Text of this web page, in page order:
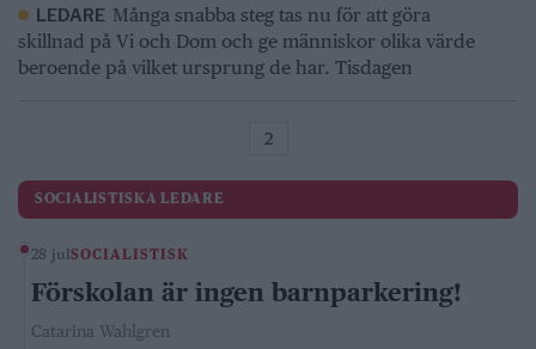
LEDARE Många snabba steg tas nu för att göra
skillnad på Vi och Dom och ge människor olika värde
beroende på vilket ursprung de har. Tisdagen
2
SOCIALISTISKA LEDARE
28 julSOCIALISTISK
Förskolan är ingen barnparkering!
Catarina Wahlgren